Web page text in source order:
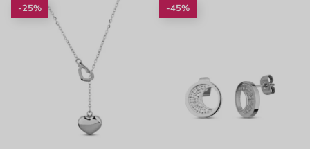
-25% -45%